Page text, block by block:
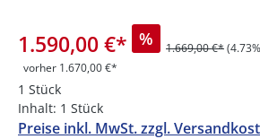
1.590,00 €* % 1.669,00 €*
vorher 1.670,00 €*
1 Stück
Inhalt: 1 Stück
Preise inkl. MwSt. zzgl.